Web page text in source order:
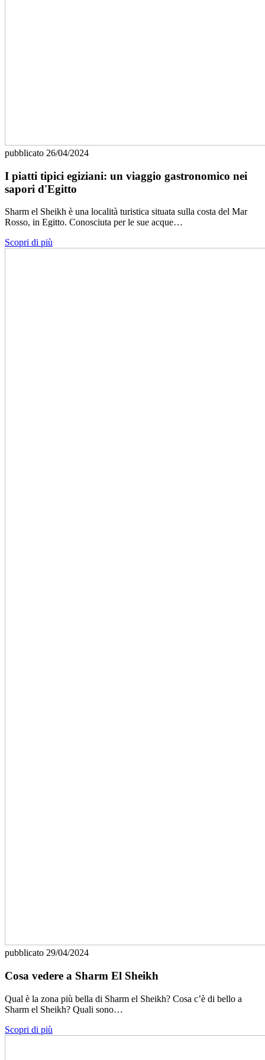
pubblicato 26/04/2024
I piatti tipici egiziani: un viaggio gastronomico nei
sapori d'Egitto
Sharm el Sheikh è una località turistica situata sulla costa del Mar
Rosso, in Egitto. Conosciuta per le sue acque…
Scopri di più
pubblicato 29/04/2024
Cosa vedere a Sharm El Sheikh
Qual è la zona più bella di Sharm el Sheikh? Cosa c’è di bello a
Sharm el Sheikh? Quali sono…
Scopri di più